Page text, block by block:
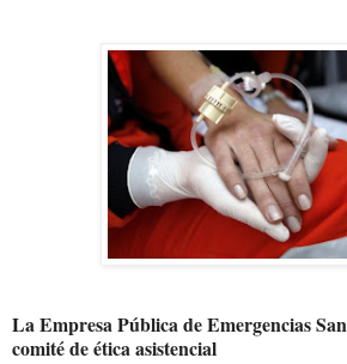
La Empresa Pública de Emergencias
comité de ética asistencial